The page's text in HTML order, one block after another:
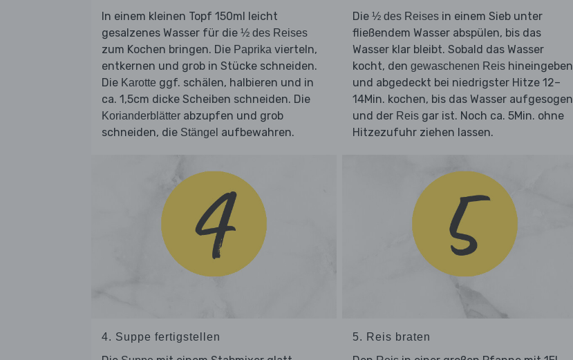
In einem kleinen Topf 150ml leicht
gesalzenes Wasser für die ½ des Reises
zum Kochen bringen. Die Paprika vierteln,
entkernen und grob in Stücke schneiden.
Die Karotte ggf. schälen, halbieren und in
ca. 1,5cm dicke Scheiben schneiden. Die
Korianderblätter abzupfen und grob
schneiden, die Stängel aufbewahren.
Die ½ des Reisesin einem Sieb unter
fließendem Wasser abspülen, bis das
Wasser klar bleibt. Sobald das Wasser
kocht, den gewaschenen Reishineingeben
und abgedeckt bei niedrigster Hitze 12–
14Min. kochen, bis das Wasser aufgesogen
und der Reisgar ist. Noch ca. 5Min. ohne
Hitzezufuhr ziehen lassen.
4. Suppe fertigstellen 5. Reis braten